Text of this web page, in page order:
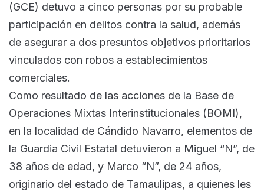
(GCE) detuvo a cinco personas por su probable
participación en delitos contra la salud, además
de asegurar a dos presuntos objetivos prioritarios
vinculados con robos a establecimientos
comerciales.
Como resultado de las acciones de la Base de
Operaciones Mixtas Interinstitucionales (BOMI),
en la localidad de Cándido Navarro, elementos de
la Guardia Civil Estatal detuvieron a Miguel “N”, de
38 años de edad, y Marco “N”, de 24 años,
originario del estado de Tamaulipas, a quienes les